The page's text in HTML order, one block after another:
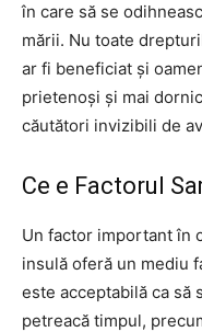
în care să se
mării. Nu toate
ar fi beneficiat și
prietenoși și mai
căutători invizibili de
Ce e Factorul
Un factor important în
insulă oferă un mediu
este acceptabilă ca să
petreacă timpul,